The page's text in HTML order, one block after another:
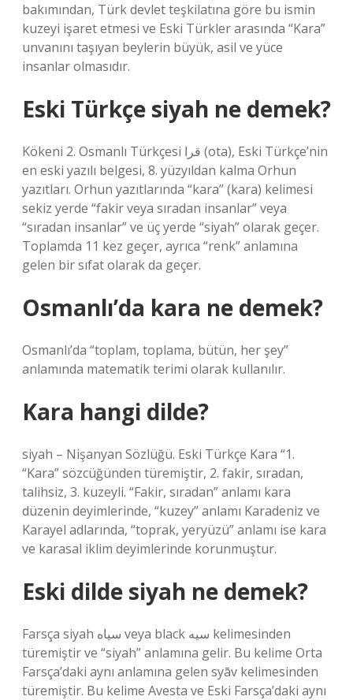
bakımından, Türk devlet teşkilatına göre bu ismin
kuzeyi işaret etmesi ve Eski Türkler arasında “Kara”
unvanını taşıyan beylerin büyük, asil ve yüce
insanlar olmasıdır.
Eski Türkçe siyah ne demek?
Kökeni 2. Osmanlı Türkçesi قرا‎ (ota), Eski Türkçe’nin
en eski yazılı belgesi, 8. yüzyıldan kalma Orhun
yazıtları. Orhun yazıtlarında “kara” (kara) kelimesi
sekiz yerde “fakir veya sıradan insanlar” veya
“sıradan insanlar” ve üç yerde “siyah” olarak geçer.
Toplamda 11 kez geçer, ayrıca “renk” anlamına
gelen bir sıfat olarak da geçer.
Osmanlı’da kara ne demek?
Osmanlı’da “toplam, toplama, bütün, her şey”
anlamında matematik terimi olarak kullanılır.
Kara hangi dilde?
siyah – Nişanyan Sözlüğü. Eski Türkçe Kara “1.
“Kara” sözcüğünden türemiştir, 2. fakir, sıradan,
talihsiz, 3. kuzeyli. “Fakir, sıradan” anlamı kara
düzenin deyimlerinde, “kuzey” anlamı Karadeniz ve
Karayel adlarında, “toprak, yeryüzü” anlamı ise kara
ve karasal iklim deyimlerinde korunmuştur.
Eski dilde siyah ne demek?
Farsça siyah سیاه veya black سیه kelimesinden
türemiştir ve “siyah” anlamına gelir. Bu kelime Orta
Farsça’daki aynı anlamına gelen syāv kelimesinden
türemiştir. Bu kelime Avesta ve Eski Farsça’daki aynı